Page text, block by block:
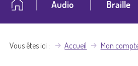
Audio Braille
Vous êtes ici Accueil Mon